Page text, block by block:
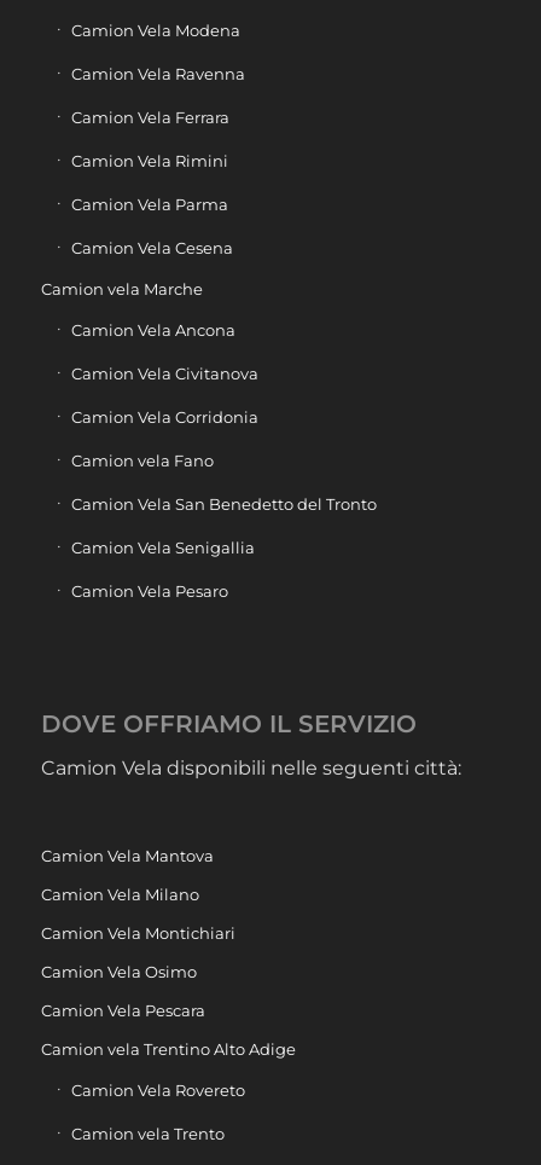
Camion Vela Modena
Camion Vela Ravenna
Camion Vela Ferrara
Camion Vela Rimini
Camion Vela Parma
Camion Vela Cesena
Camion vela Marche
Camion Vela Ancona
Camion Vela Civitanova
Camion Vela Corridonia
Camion vela Fano
Camion Vela San Benedetto del Tronto
Camion Vela Senigallia
Camion Vela Pesaro
DOVE OFFRIAMO IL SERVIZIO
Camion Vela disponibili nelle seguenti città:
Camion Vela Mantova
Camion Vela Milano
Camion Vela Montichiari
Camion Vela Osimo
Camion Vela Pescara
Camion vela Trentino Alto Adige
Camion Vela Rovereto
Camion vela Trento